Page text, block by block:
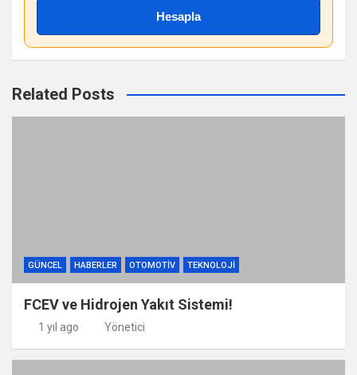
Hesapla
Related Posts
GÜNCEL HABERLER OTOMOTIV TEKNOLOJI
FCEV ve Hidrojen Yakıt Sistemi!
1 yıl ago Yönetici